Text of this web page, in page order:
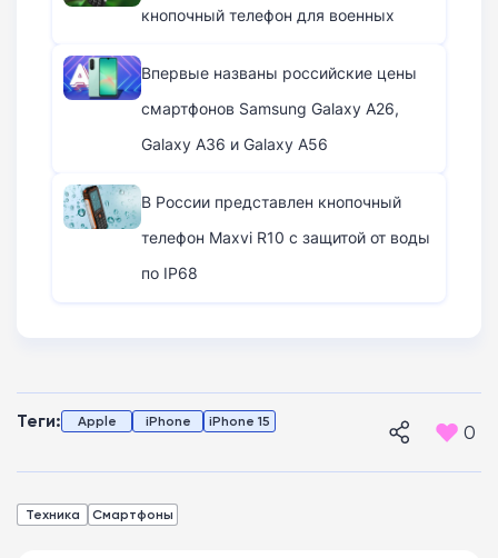
кнопочный телефон для военных
Впервые названы российские цены
смартфонов Samsung Galaxy A26,
Galaxy A36 и Galaxy A56
В России представлен кнопочный
телефон Maxvi R10 с защитой от воды
по IP68
Теги: Apple iPhone iPhone 15 0
Техника Смартфоны